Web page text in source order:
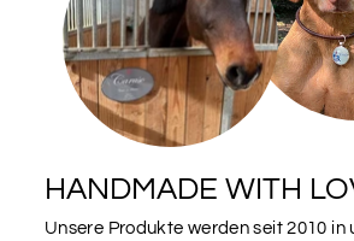
SCHRIFTART
1
SCHRIFTART
HANDMADE WITH
Unsere Produkte werden seit 2010 in